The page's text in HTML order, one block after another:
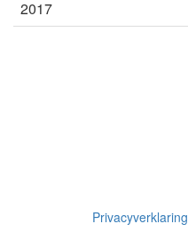
2017
Privacyverklaring